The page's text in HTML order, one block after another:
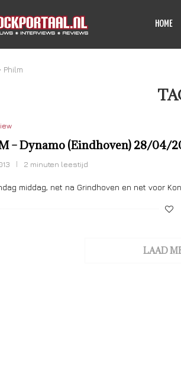
HOME
Philm
– Dynamo (Eindhoven) 28/04/
2 minuten leestijd
middag, net na Grindhoven en net voor
LAAD